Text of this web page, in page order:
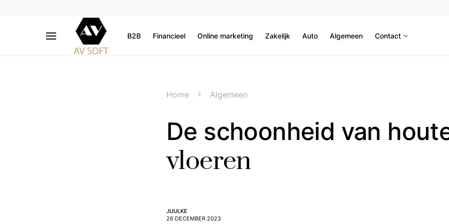
B2B Financieel Online marketing Zakelijk Auto Algemeen Contact
Home Algemeen
De schoonheid van
vloeren
JUULKE
26 DECEMBER 2023